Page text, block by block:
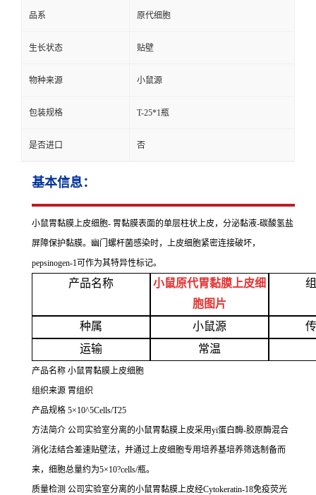
品系 原代细胞
生长状态 贴壁
物种来源 小鼠源
包装规格 T-25*1瓶
是否进口 否
基本信息：
小鼠胃黏膜上皮细胞- 胃黏膜表面的单层柱状上皮，分泌黏液-碳酸氢盐
屏障保护黏膜。幽门螺杆菌感染时，上皮细胞紧密连接破坏，
pepsinogen-1可作为其特异性标记。
产品名称
小鼠原代胃黏膜上皮细
胞图片
种属 小鼠源
运输
常温
产品名称 小鼠胃黏膜上皮细胞
组织来源 胃组织
产品规格 5×10^5Cells/T25
方法简介 公司实验室分离的小鼠胃黏膜上皮采用yi蛋白酶-胶原酶混合
消化法结合差速贴壁法，并通过上皮细胞专用培养基培养筛选制备而
来，细胞总量约为5×10?cells/瓶。
质量检测 公司实验室分离的小鼠胃黏膜上皮经Cytokeratin-18免疫荧光